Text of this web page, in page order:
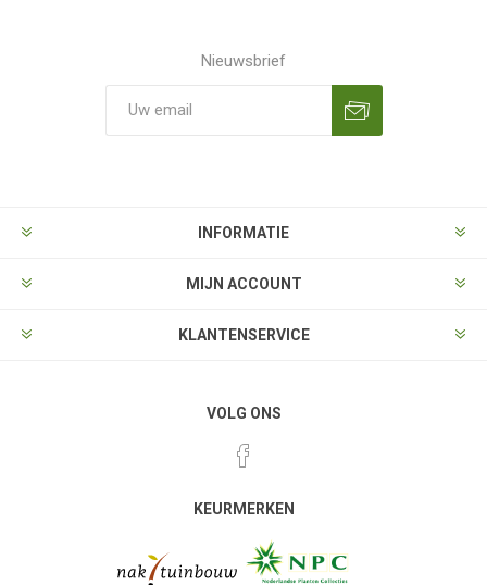
Nieuwsbrief
INFORMATIE
MIJN ACCOUNT
KLANTENSERVICE
VOLG ONS
KEURMERKEN